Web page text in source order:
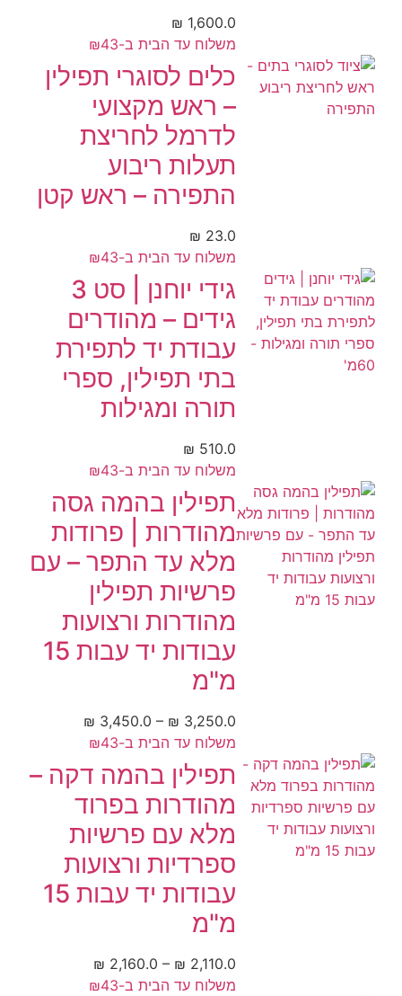
1,600.0
₪
משלוח עד הבית ב-₪43
כלים לסוגרי תפילין
– ראש מקצועי
לדרמל לחריצת
תעלות ריבוע
התפירה – ראש קטן
23.0
₪
משלוח עד הבית ב-₪43
גידי יוחנן | סט 3
גידים – מהודרים
עבודת יד לתפירת
בתי תפילין, ספרי
תורה ומגילות
510.0
₪
משלוח עד הבית ב-₪43
תפילין בהמה גסה
מהודרות | פרודות
מלא עד התפר – עם
פרשיות תפילין
מהודרות ורצועות
עבודות יד עבות 15
מ"מ
3,250.0
₪
–
3,450.0
₪
משלוח עד הבית ב-₪43
תפילין בהמה דקה –
מהודרות בפרוד
מלא עם פרשיות
ספרדיות ורצועות
עבודות יד עבות 15
מ"מ
2,110.0
₪
–
2,160.0
₪
משלוח עד הבית ב-₪43